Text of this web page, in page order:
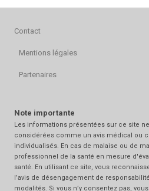
Contact
Mentions légales
Partenaires
Note importante
Les informations présentées sur ce site
considérées comme un avis médical ou
individualisés. En cas de malaise ou de
professionnel de la santé en mesure
santé. En utilisant ce site, vous
l’avis de désengagement de
modalités. Si vous n’y consentez pas,